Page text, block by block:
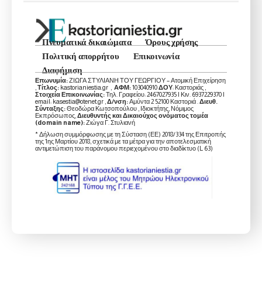
Πνευματικά δικαιώματα
Όρους χρήσης
Πολιτική απορρήτου
Επικοινωνία
Διαφήμιση
Επωνυμία:ΖΙΩΓΑ ΣΤΥΛΙΑΝΗ ΤΟΥ ΓΕΩΡΓΙΟΥ – Ατομική Επιχείρηση
Τίτλος: kastorianiestia.gr , ΑΦΜ:103040910ΔΟΥ: Καστοριάς ,
Στοιχεία Επικοινωνίας:Τηλ. Γραφείου: 2467027935 | Κιν. 6937229370 |
email: kasestia@otenet.gr , Δ/νση:Αμύντα 2 52100 Καστοριά . Διευθ.
Σύνταξης:Θεοδώρα Κωτσοπούλου , Ιδιοκτήτης, Νόμιμος
Εκπρόσωπος, Διευθυντής και Δικαιούχος ονόματος τομέα
(domain name):Ζιώγα Γ. Στυλιανή
* Δήλωση συμμόρφωσης με τη Σύσταση (ΕΕ) 2018/334 της Επιτροπής
της 1ης Μαρτίου 2018, σχετικά με τα μέτρα για την αποτελεσματική
αντιμετώπιση του παράνομου περιεχομένου στο διαδίκτυο (L 63)